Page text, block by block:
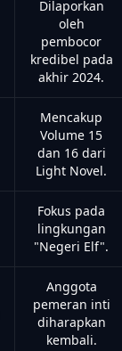
Dilaporkan
oleh
pembocor
kredibel pada
akhir 2024.
Mencakup
Volume 15
dan 16 dari
Light Novel.
Fokus pada
lingkungan
"Negeri Elf".
Anggota
pemeran inti
diharapkan
kembali.